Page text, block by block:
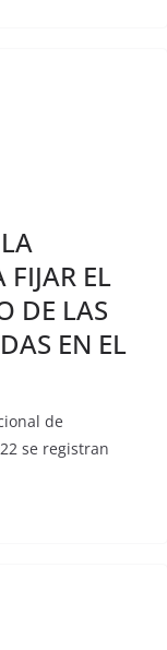
EL
DE LAS
EN EL
de
se registran